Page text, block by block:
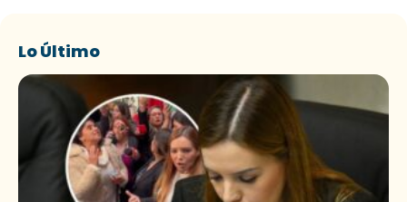
Lo Último